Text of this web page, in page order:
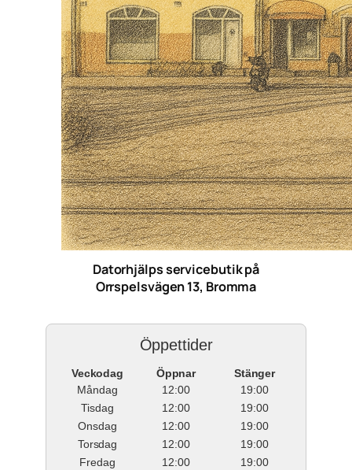
Datorhjälps servicebutik på
Orrspelsvägen 13, Bromma
Öppettider
Veckodag Öppnar
Stänger
Måndag
12:00
19:00
Tisdag
12:00
19:00
Onsdag
12:00
19:00
Torsdag
12:00
19:00
Fredag
12:00
19:00